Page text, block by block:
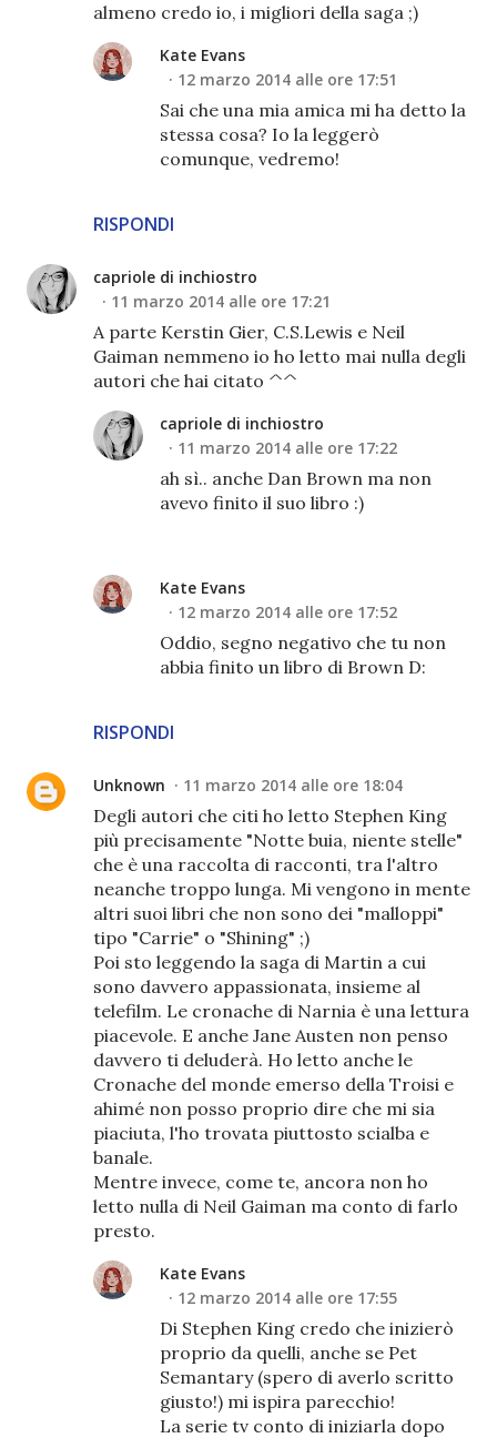
almeno credo io, i migliori della saga ;)
RISPONDI
Kate Evans
12 marzo 2014 alle ore 17:51
Sai che una mia amica mi ha detto la
stessa cosa? Io la leggerò
comunque, vedremo!
capriole di inchiostro
11 marzo 2014 alle ore 17:21
A parte Kerstin Gier, C.S.Lewis e Neil
Gaiman nemmeno io ho letto mai nulla degli
autori che hai citato ^^
RISPONDI
capriole di inchiostro
11 marzo 2014 alle ore 17:22
ah sì.. anche Dan Brown ma non
avevo finito il suo libro :)
Kate Evans
12 marzo 2014 alle ore 17:52
Oddio, segno negativo che tu non
abbia finito un libro di Brown D:
Unknown 11 marzo 2014 alle ore 18:04
Degli autori che citi ho letto Stephen King
più precisamente "Notte buia, niente stelle"
che è una raccolta di racconti, tra l'altro
neanche troppo lunga. Mi vengono in mente
altri suoi libri che non sono dei "malloppi"
tipo "Carrie" o "Shining" ;)
Poi sto leggendo la saga di Martin a cui
sono davvero appassionata, insieme al
telefilm. Le cronache di Narnia è una lettura
piacevole. E anche Jane Austen non penso
davvero ti deluderà. Ho letto anche le
Cronache del monde emerso della Troisi e
ahimé non posso proprio dire che mi sia
piaciuta, l'ho trovata piuttosto scialba e
banale.
Mentre invece, come te, ancora non ho
letto nulla di Neil Gaiman ma conto di farlo
presto.
Kate Evans
12 marzo 2014 alle ore 17:55
Di Stephen King credo che inizierò
proprio da quelli, anche se Pet
Semantary (spero di averlo scritto
giusto!) mi ispira parecchio!
La serie tv conto di iniziarla dopo